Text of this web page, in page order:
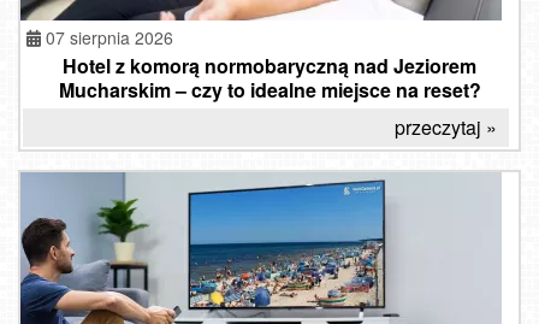
07 sierpnia 2026
Hotel z komorą normobaryczną nad Jeziorem
Mucharskim – czy to idealne miejsce na reset?
przeczytaj »